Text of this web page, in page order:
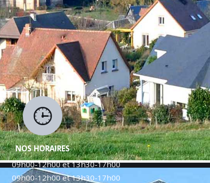
NOS HORAIRES
09h00-12h00 et 13h30-17h00
09h00-12h00 et 13h30-17h00